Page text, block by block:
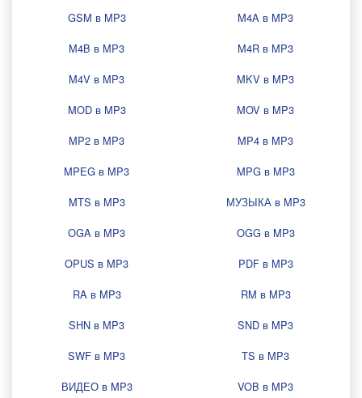
GSM в MP3
M4A в MP3
M4B в MP3
M4R в MP3
M4V в MP3
MKV в MP3
MOD в MP3
MOV в MP3
MP2 в MP3
MP4 в MP3
MPEG в MP3
MPG в MP3
MTS в MP3
МУЗЫКА в MP3
OGA в MP3
OGG в MP3
OPUS в MP3
PDF в MP3
RA в MP3
RM в MP3
SHN в MP3
SND в MP3
SWF в MP3
TS в MP3
ВИДЕО в MP3
VOB в MP3